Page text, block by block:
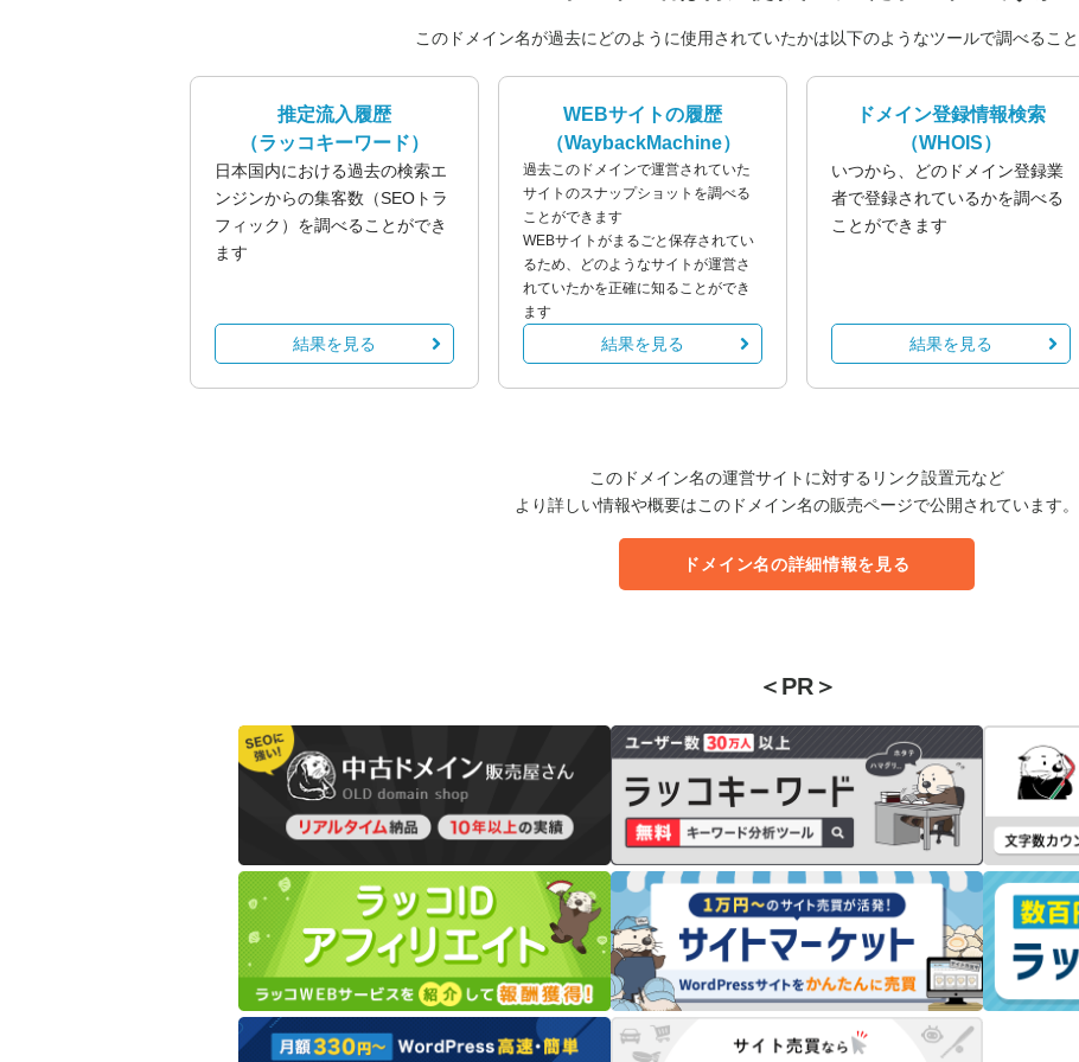
このドメイン名が過去にどのように使用されていたかは以下のようなツールで調べること
推定流入履歴
（ラッコキーワード）
日本国内における過去の検索エ
ンジンからの集客数（SEOトラ
フィック）を調べることができ
ます
結果を見る
WEBサイトの履歴
（WaybackMachine）
過去このドメインで運営されていた
サイトのスナップショットを調べる
ことができます
WEBサイトがまるごと保存されてい
るため、どのようなサイトが運営さ
れていたかを正確に知ることができ
ます
結果を見る
ドメイン登録情報検索
（WHOIS）
いつから、どのドメイン登録業
者で登録されているかを調べる
ことができます
結果を見る
このドメイン名の運営サイトに対するリンク設置元など
より詳しい情報や概要はこのドメイン名の販売ページで公開されています。
ドメイン名の詳細情報を見る
＜PR＞